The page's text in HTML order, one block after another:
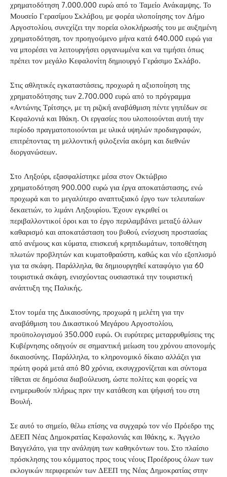
χρηματοδότηση 7.000.000 ευρώ από το Ταμείο Ανάκαμψης. Το
Μουσείο Γερασίμου Σκλάβου, με φορέα υλοποίησης τον Δήμο
Αργοστολίου, συνεχίζει την πορεία ολοκλήρωσής του με αυξημένη
χρηματοδότηση, τον προηγούμενο μήνα κατά 640.000 ευρώ για
να μπορέσει να λειτουργήσει οργανωμένα και να τιμήσει όπως
πρέπει τον μεγάλο Κεφαλονίτη δημιουργό Γεράσιμο Σκλάβο.
Στις αθλητικές εγκαταστάσεις, προχωρά η αξιοποίηση της
χρηματοδότησης των 2.700.000 ευρώ από το πρόγραμμα
«Αντώνης Τρίτσης», με τη ριζική αναβάθμιση πέντε γηπέδων σε
Κεφαλονιά και Ιθάκη. Οι εργασίες που υλοποιούνται αυτή την
περίοδο πραγματοποιούνται με υλικά υψηλών προδιαγραφών,
επιτρέποντας τη μελλοντική φιλοξενία ακόμη και διεθνών
διοργανώσεων.
Στο Ληξούρι, εξασφαλίστηκε μέσα στον Οκτώβριο
χρηματοδότηση 900.000 ευρώ για έργα αποκατάστασης, ενώ
προχωρά και το μεγαλύτερο αναπτυξιακό έργο των τελευταίων
δεκαετιών, το λιμάνι Ληξουρίου. Έχουν εγκριθεί οι
περιβαλλοντικοί όροι και το έργο περιλαμβάνει μεταξύ άλλων
καθαρισμό και αποκατάσταση του βυθού, ενίσχυση προστασίας
από ανέμους και κύματα, επισκευή κρηπιδωμάτων, τοποθέτηση
πλωτών προβλητών και κυματοθραύστη, καθώς και νέο εξοπλισμό
για τα σκάφη. Παράλληλα, θα δημιουργηθεί καταφύγιο για 60
τουριστικά σκάφη, ενισχύοντας ουσιαστικά την τουριστική
ανάπτυξη της Παλικής.
Στον τομέα της Δικαιοσύνης, προχωρά η μελέτη για την
αναβάθμιση του Δικαστικού Μεγάρου Αργοστολίου,
προϋπολογισμού 350.000 ευρώ. Οι ευρύτερες μεταρρυθμίσεις της
Κυβέρνησης οδηγούν σε σημαντική μείωση του χρόνου απονομής
δικαιοσύνης. Παράλληλα, το κληρονομικό δίκαιο αλλάζει για
πρώτη φορά μετά από 80 χρόνια, εκσυγχρονίζεται και σύντομα
τίθεται σε δημόσια διαβούλευση, ώστε πολίτες και φορείς να
ενημερωθούν πλήρως πριν την κατάθεση και ψήφισή του στη
Βουλή.
Σε αυτό το σημείο, θέλω επίσης να συγχαρώ τον νέο Πρόεδρο της
ΔΕΕΠ Νέας Δημοκρατίας Κεφαλονιάς και Ιθάκης, κ. Άγγελο
Βαγγελάτο, για την ανάληψη των καθηκόντων του. Στο πλαίσιο
πρόσκλησης του κόμματος προς τους νέους Προέδρους όλων των
εκλογικών περιφερειών των ΔΕΕΠ της Νέας Δημοκρατίας στην